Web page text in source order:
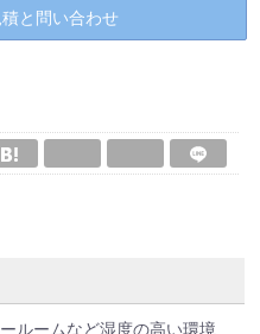
と問い合わせ
ルームなど湿度の高い環境